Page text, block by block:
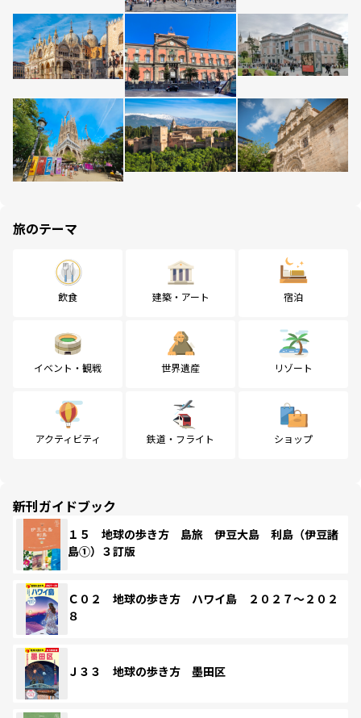
旅のテーマ
飲食 建築・アート 宿泊
イベント・観戦 世界遺産 リゾート
アクティビティ 鉄道・フライト ショップ
新刊ガイドブック
１５ 地球の歩き方 島旅 伊豆大島 利島（伊豆諸
島①）３訂版
Ｃ０２ 地球の歩き方 ハワイ島 ２０２７～２０２
８
Ｊ３３ 地球の歩き方 墨田区